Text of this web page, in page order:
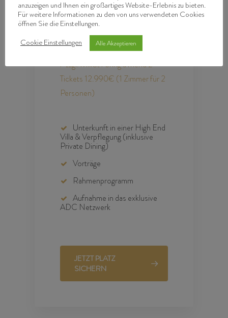
Standard Ticket
€7.490
zzgl. MwSt / bring a friend 2
Tickets 12.990€ (1 Zimmer für 2
Personen)
Unterkunft in einer High End
Villa & Verpflegung (inklusive
Private Dining)
Vorträge
Rahmenprogramm
Aufnahme in das exklusive
ADC Netzwerk
JETZT PLATZ
SICHERN
anzuzeigen und Ihnen ein großartiges Website-Erlebnis zu bieten.
Für weitere Informationen zu den von uns verwendeten Cookies
öffnen Sie die Einstellungen.
Cookie Einstellungen
Alle Akzeptieren